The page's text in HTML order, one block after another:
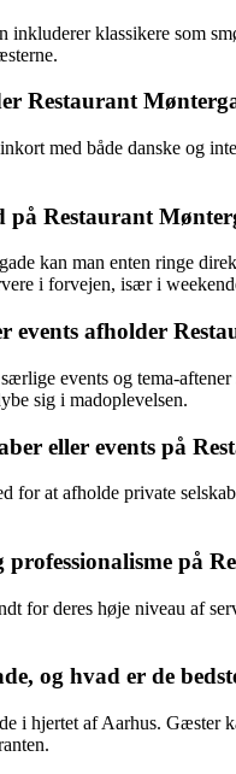
inkluderer klassikere som
Restaurant
med både danske og
Restaurant
kan man enten ringe
i forvejen, især i
events afholder
events og tema-
sig i madoplevelsen.
eller events på
for at afholde private
professionalisme på
for deres høje niveau af
og hvad er de
i hjertet af Aarhus.